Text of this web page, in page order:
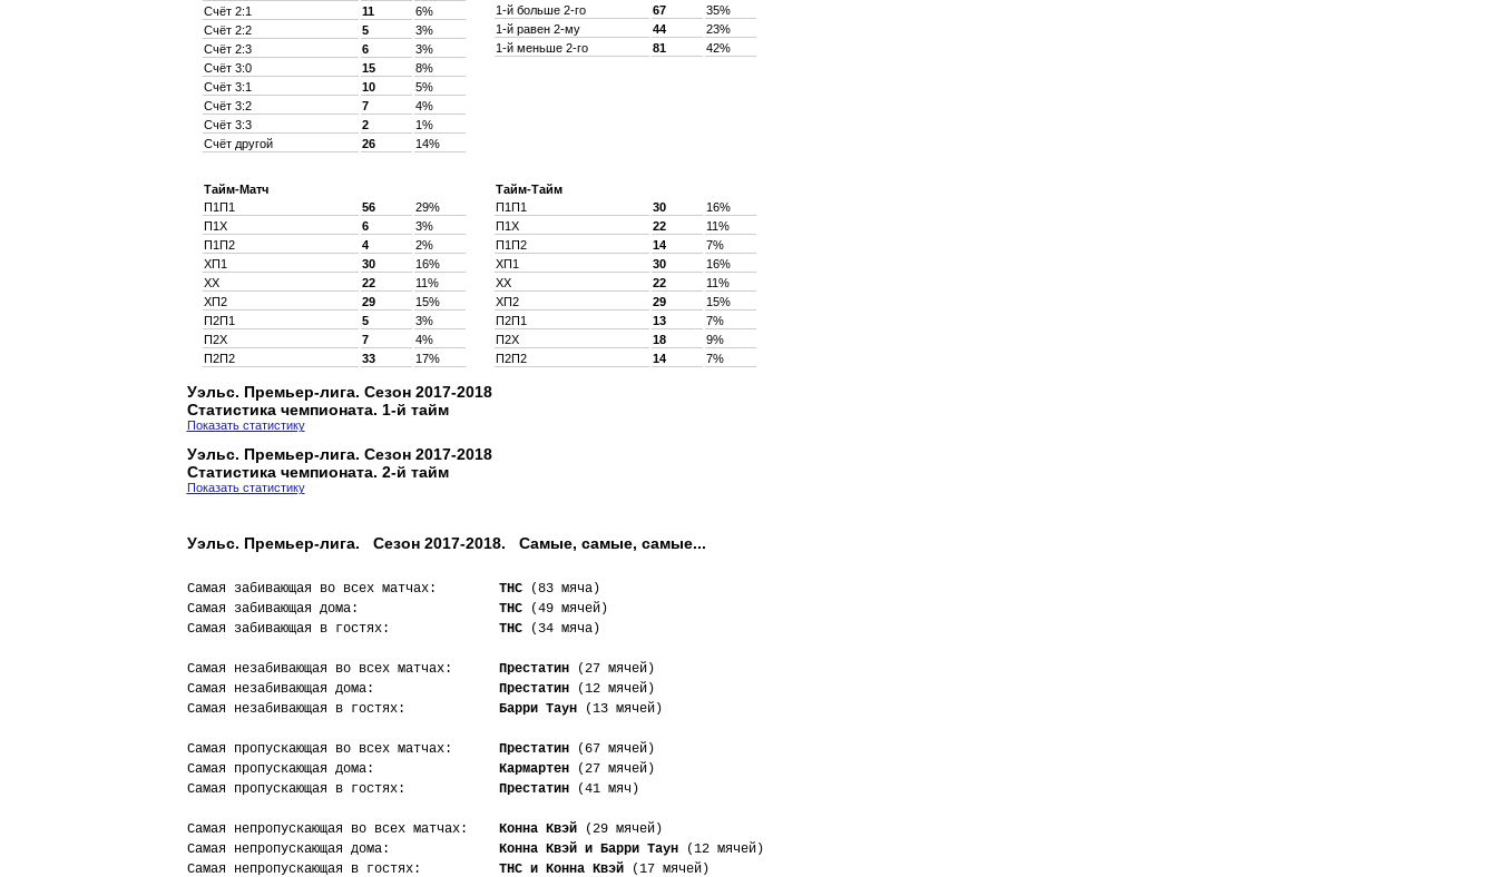
Счёт 2:1
11
6%
Счёт 2:2
5
3%
Счёт 2:3
6
3%
Счёт 3:0
15
8%
Счёт 3:1
10
5%
Счёт 3:2
7
4%
Счёт 3:3
2
1%
Счёт другой
26 14%
1-й больше 2-го 67
35%
1-й равен 2-му
44
23%
1-й меньше 2-го
81 42%
Тайм-Матч
П1П1
56
29%
П1X
6
3%
П1П2
4
2%
XП1
30
16%
XX
22
11%
XП2
29
15%
П2П1
5
3%
П2X
7
4%
П2П2
33 17%
Тайм-Тайм
П1П1
30
16%
П1X
22
11%
П1П2
14
7%
XП1
30
16%
XX
22
11%
XП2
29
15%
П2П1
13
7%
П2X
18
9%
П2П2
14 7%
Уэльс. Премьер-лига. Сезон 2017-2018
Статистика чемпионата. 1-й тайм
Показать статистику
Уэльс. Премьер-лига. Сезон 2017-2018
Статистика чемпионата. 2-й тайм
Показать статистику
Уэльс. Премьер-лига. Сезон 2017-2018. Самые, самые, самые...
Самая забивающая во всех матчах: ТНС (83 мяча)
Самая забивающая дома: ТНС (49 мячей)
Самая забивающая в гостях: ТНС (34 мяча)
Самая незабивающая во всех матчах: Престатин (27 мячей)
Самая незабивающая дома: Престатин (12 мячей)
Самая незабивающая в гостях: Барри Таун (13 мячей)
Самая пропускающая во всех матчах: Престатин (67 мячей)
Самая пропускающая дома: Кармартен (27 мячей)
Самая пропускающая в гостях: Престатин (41 мяч)
Самая непропускающая во всех матчах: Конна Квэй (29 мячей)
Самая непропускающая дома: Конна Квэй и Барри Таун (12 мячей)
Самая непропускающая в гостях: ТНС и Конна Квэй (17 мячей)